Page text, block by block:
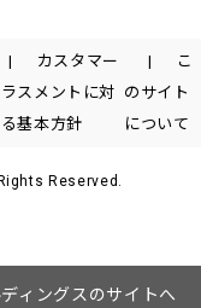
ィングスのサイトへ
カスタマー
スメントに対
基本方針
こ
のサイト
について
Reserved.